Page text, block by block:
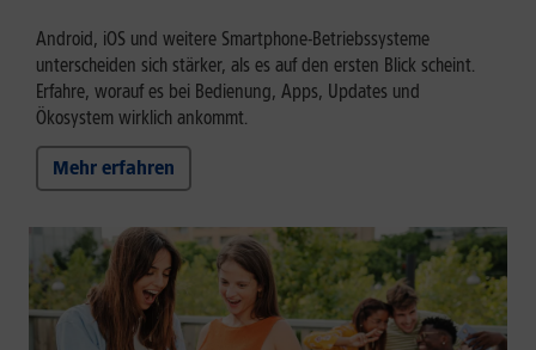
Android, iOS und weitere Smartphone-Betriebssysteme
unterscheiden sich stärker, als es auf den ersten Blick scheint.
Erfahre, worauf es bei Bedienung, Apps, Updates und
Ökosystem wirklich ankommt.
Mehr erfahren